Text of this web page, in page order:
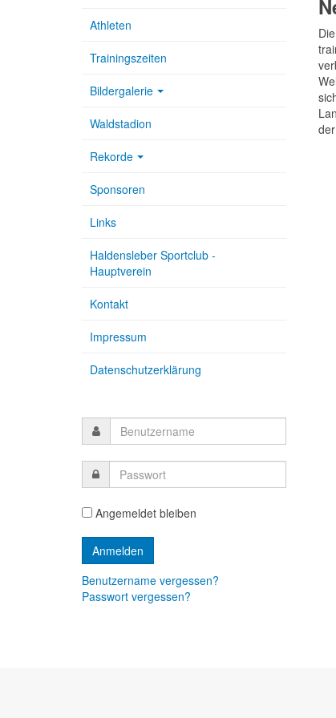
Athleten
Trainingszeiten
Bildergalerie
Waldstadion
Rekorde
Sponsoren
Links
Haldensleber Sportclub -
Hauptverein
Kontakt
Impressum
Datenschutzerklärung
Angemeldet bleiben
Benutzername vergessen?
Passwort vergessen?